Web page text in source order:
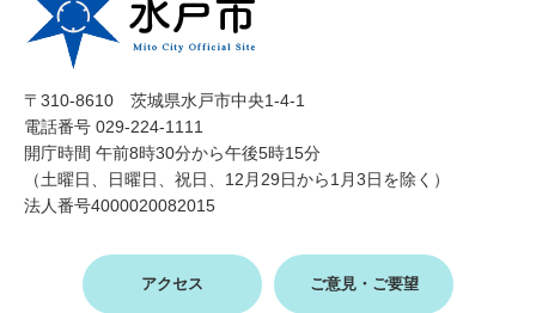
〒310-8610 茨城県水戸市中央1-4-1
電話番号 029-224-1111
開庁時間 午前8時30分から午後5時15分
（土曜日、日曜日、祝日、12月29日から1月3日を除く）
法人番号4000020082015
アクセス ご意見・ご要望